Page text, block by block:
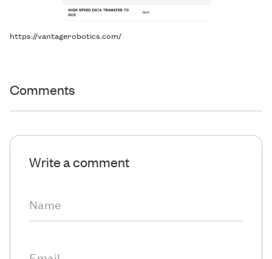
https://vantagerobotics.com/
Comments
Write a comment